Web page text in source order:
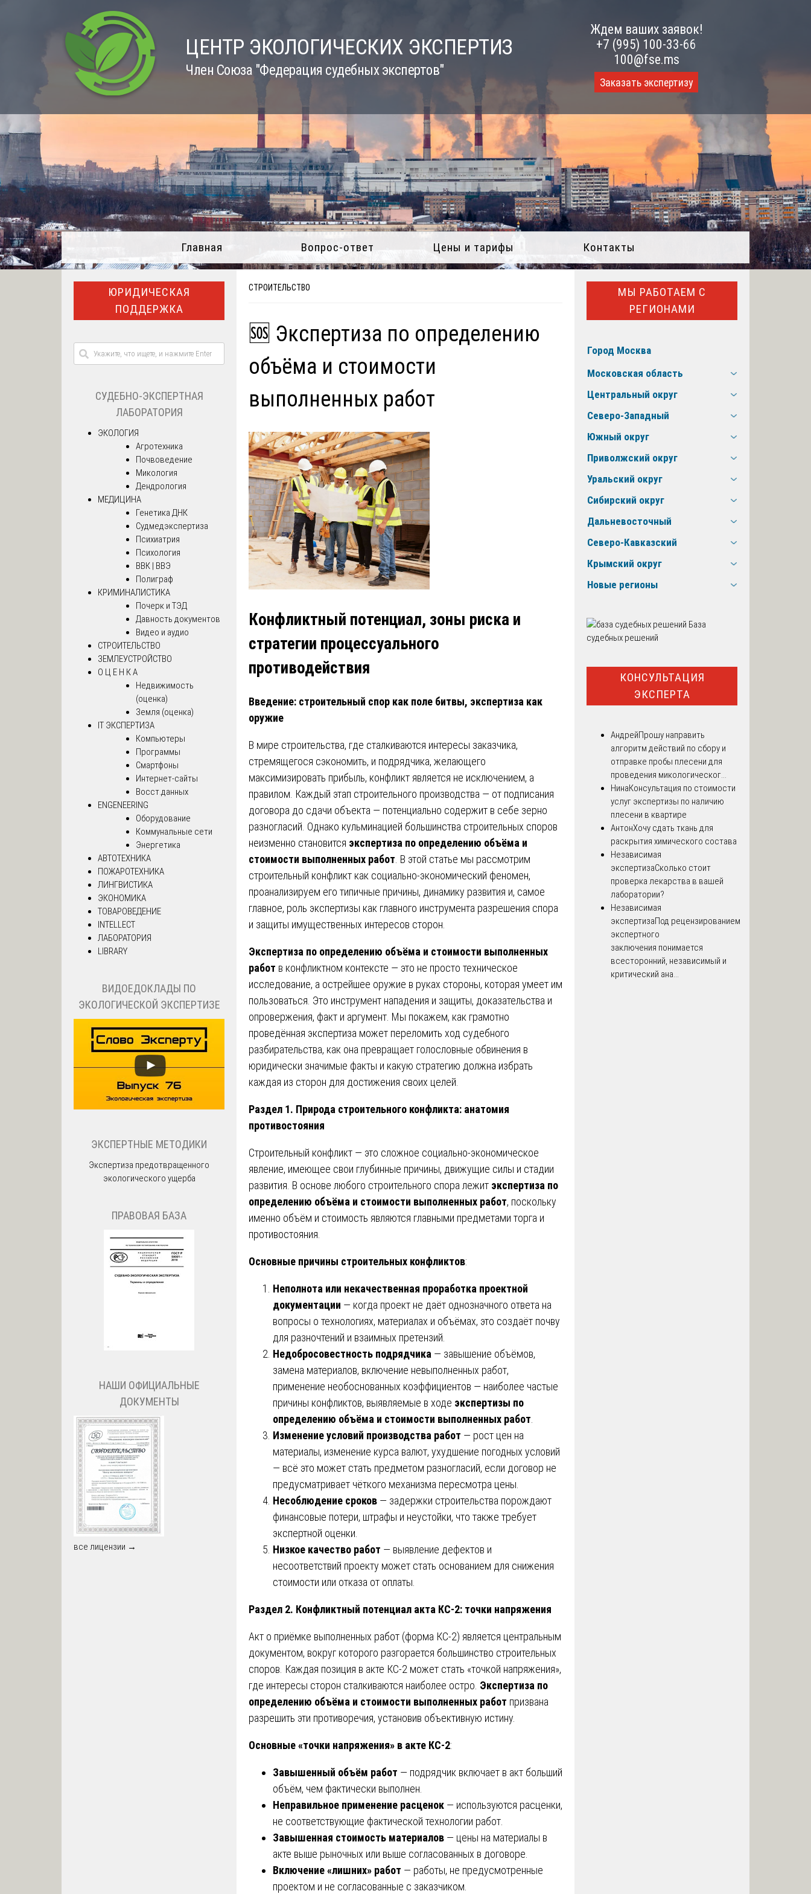
ЦЕНТР ЭКОЛОГИЧЕСКИХ ЭКСПЕРТИЗ
Член Союза "Федерация судебных экспертов"
Ждем ваших заявок!
+7 (995) 100-33-66
100@fse.ms
Заказать экспертизу
Главная Вопрос-ответ Цены и тарифы Контакты
СТРОИТЕЛЬСТВО
🆘 Экспертиза по определению
объёма и стоимости
выполненных работ
Конфликтный потенциал, зоны риска и
стратегии процессуального
противодействия
Введение: строительный спор как поле битвы, экспертиза как
оружие
В мире строительства, где сталкиваются интересы заказчика,
стремящегося сэкономить, и подрядчика, желающего
максимизировать прибыль, конфликт является не исключением, а
правилом. Каждый этап строительного производства — от подписания
договора до сдачи объекта — потенциально содержит в себе зерно
разногласий. Однако кульминацией большинства строительных споров
неизменно становится экспертиза по определению объёма и
стоимости выполненных работ. В этой статье мы рассмотрим
строительный конфликт как социально-экономический феномен,
проанализируем его типичные причины, динамику развития и, самое
главное, роль экспертизы как главного инструмента разрешения спора
и защиты имущественных интересов сторон.
Экспертиза по определению объёма и стоимости выполненных
работ в конфликтном контексте — это не просто техническое
исследование, а острейшее оружие в руках стороны, которая умеет им
пользоваться. Это инструмент нападения и защиты, доказательства и
опровержения, факт и аргумент. Мы покажем, как грамотно
проведённая экспертиза может переломить ход судебного
разбирательства, как она превращает голословные обвинения в
юридически значимые факты и какую стратегию должна избрать
каждая из сторон для достижения своих целей.
Раздел 1. Природа строительного конфликта: анатомия
противостояния
Строительный конфликт — это сложное социально-экономическое
явление, имеющее свои глубинные причины, движущие силы и стадии
развития. В основе любого строительного спора лежит экспертиза по
определению объёма и стоимости выполненных работ, поскольку
именно объём и стоимость являются главными предметами торга и
противостояния.
Основные причины строительных конфликтов:
Неполнота или некачественная проработка проектной
документации — когда проект не даёт однозначного ответа на
вопросы о технологиях, материалах и объёмах, это создаёт почву
для разночтений и взаимных претензий.
Недобросовестность подрядчика — завышение объёмов,
замена материалов, включение невыполненных работ,
применение необоснованных коэффициентов — наиболее частые
причины конфликтов, выявляемые в ходе экспертизы по
определению объёма и стоимости выполненных работ.
Изменение условий производства работ — рост цен на
материалы, изменение курса валют, ухудшение погодных условий
— всё это может стать предметом разногласий, если договор не
предусматривает чёткого механизма пересмотра цены.
Несоблюдение сроков — задержки строительства порождают
финансовые потери, штрафы и неустойки, что также требует
экспертной оценки.
Низкое качество работ — выявление дефектов и
несоответствий проекту может стать основанием для снижения
стоимости или отказа от оплаты.
Раздел 2. Конфликтный потенциал акта КС-2: точки напряжения
Акт о приёмке выполненных работ (форма КС-2) является центральным
документом, вокруг которого разгорается большинство строительных
споров. Каждая позиция в акте КС-2 может стать «точкой напряжения»,
где интересы сторон сталкиваются наиболее остро. Экспертиза по
определению объёма и стоимости выполненных работ призвана
разрешить эти противоречия, установив объективную истину.
Основные «точки напряжения» в акте КС-2:
Завышенный объём работ — подрядчик включает в акт больший
объём, чем фактически выполнен.
Неправильное применение расценок — используются расценки,
не соответствующие фактической технологии работ.
Завышенная стоимость материалов — цены на материалы в
акте выше рыночных или выше согласованных в договоре.
Включение «лишних» работ — работы, не предусмотренные
проектом и не согласованные с заказчиком.
ЮРИДИЧЕСКАЯ
ПОДДЕРЖКА
СУДЕБНО-ЭКСПЕРТНАЯ
ЛАБОРАТОРИЯ
ЭКОЛОГИЯ
Агротехника
Почвоведение
Микология
Дендрология
МЕДИЦИНА
Генетика ДНК
Судмедэкспертиза
Психиатрия
Психология
ВВК | ВВЭ
Полиграф
КРИМИНАЛИСТИКА
Почерк и ТЭД
Давность документов
Видео и аудио
СТРОИТЕЛЬСТВО
ЗЕМЛЕУСТРОЙСТВО
О Ц Е Н К А
Недвижимость
(оценка)
Земля (оценка)
IT ЭКСПЕРТИЗА
Компьютеры
Программы
Смартфоны
Интернет-сайты
Восст.данных
ENGENEERING
Оборудование
Коммунальные сети
Энергетика
АВТОТЕХНИКА
ПОЖАРОТЕХНИКА
ЛИНГВИСТИКА
ЭКОНОМИКА
ТОВАРОВЕДЕНИЕ
INTELLECT
ЛАБОРАТОРИЯ
LIBRARY
ВИДОЕДОКЛАДЫ ПО
ЭКОЛОГИЧЕСКОЙ ЭКСПЕРТИЗЕ
ЭКСПЕРТНЫЕ МЕТОДИКИ
Экспертиза предотвращенного
экологического ущерба
ПРАВОВАЯ БАЗА
НАШИ ОФИЦИАЛЬНЫЕ
ДОКУМЕНТЫ
все лицензии →
МЫ РАБОТАЕМ С
РЕГИОНАМИ
Город Москва
Московская область
Центральный округ
Северо-Западный
Южный округ
Приволжский округ
Уральский округ
Сибирский округ
Дальневосточный
Северо-Кавказский
Крымский округ
Новые регионы
База
судебных решений
КОНСУЛЬТАЦИЯ
ЭКСПЕРТА
АндрейПрошу направить
алгоритм действий по сбору и
отправке пробы плесени для
проведения микологическог...
НинаКонсультация по стоимости
услуг экспертизы по наличию
плесени в квартире
АнтонХочу сдать ткань для
раскрытия химического состава
Независимая
экспертизаСколько стоит
проверка лекарства в вашей
лаборатории?
Независимая
экспертизаПод рецензированием
экспертного
заключения понимается
всесторонний, независимый и
критический ана...